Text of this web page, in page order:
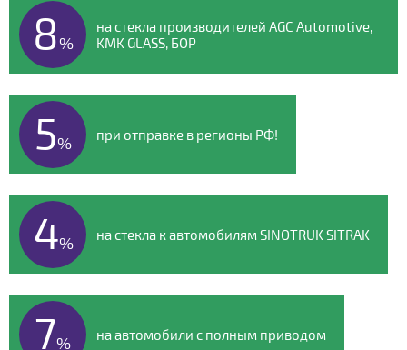
8%
на стекла производителей AGC Automotive,
KMK GLASS, БОР
5% при отправке в регионы РФ!
4% на стекла к автомобилям SINOTRUK SITRAK
7% на автомобили с полным приводом